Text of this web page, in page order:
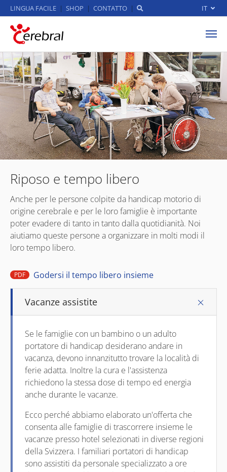
Skip to main content
LINGUA FACILE SHOP CONTATTO IT
Riposo e tempo libero
Anche per le persone colpite da handicap motorio di
origine cerebrale e per le loro famiglie è importante
poter evadere di tanto in tanto dalla quotidianità. Noi
aiutiamo queste persone a organizzare in molti modi il
loro tempo libero.
PDF Godersi il tempo libero insieme
Vacanze assistite
Se le famiglie con un bambino o un adulto
portatore di handicap desiderano andare in
vacanza, devono innanzitutto trovare la località di
ferie adatta. Inoltre la cura e l'assistenza
richiedono la stessa dose di tempo ed energia
anche durante le vacanze.
Ecco perché abbiamo elaborato un'offerta che
consenta alle famiglie di trascorrere insieme le
vacanze presso hotel selezionati in diverse regioni
della Svizzera. I familiari portatori di handicap
sono assistiti da personale specializzato a ore